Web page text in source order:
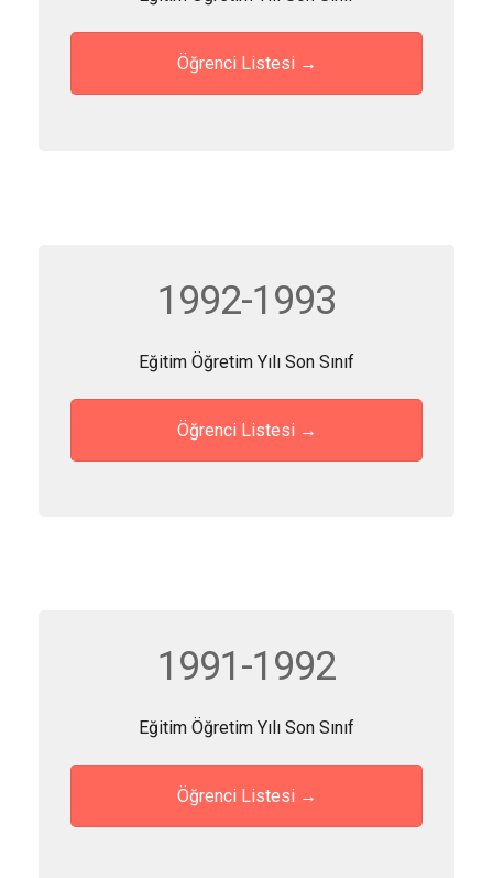
Öğrenci Listesi →
1992-1993
Eğitim Öğretim Yılı Son Sınıf
Öğrenci Listesi →
1991-1992
Eğitim Öğretim Yılı Son Sınıf
Öğrenci Listesi →